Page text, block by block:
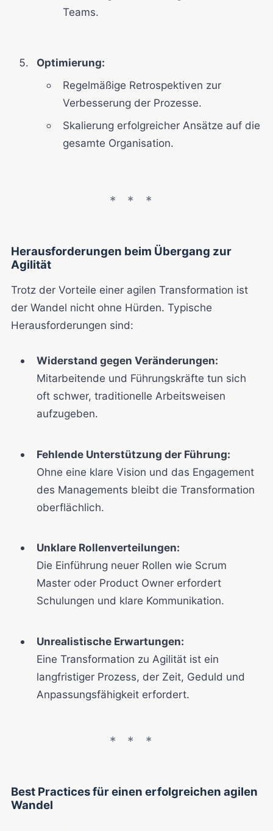
Teams.
Optimierung:
Regelmäßige Retrospektiven zur
Verbesserung der Prozesse.
Skalierung erfolgreicher Ansätze auf die
gesamte Organisation.
Herausforderungen beim Übergang zur
Agilität
Trotz der Vorteile einer agilen Transformation ist
der Wandel nicht ohne Hürden. Typische
Herausforderungen sind:
Widerstand gegen Veränderungen:
Mitarbeitende und Führungskräfte tun sich
oft schwer, traditionelle Arbeitsweisen
aufzugeben.
Fehlende Unterstützung der Führung:
Ohne eine klare Vision und das Engagement
des Managements bleibt die Transformation
oberflächlich.
Unklare Rollenverteilungen:
Die Einführung neuer Rollen wie Scrum
Master oder Product Owner erfordert
Schulungen und klare Kommunikation.
Unrealistische Erwartungen:
Eine Transformation zu Agilität ist ein
langfristiger Prozess, der Zeit, Geduld und
Anpassungsfähigkeit erfordert.
Best Practices für einen erfolgreichen agilen
Wandel